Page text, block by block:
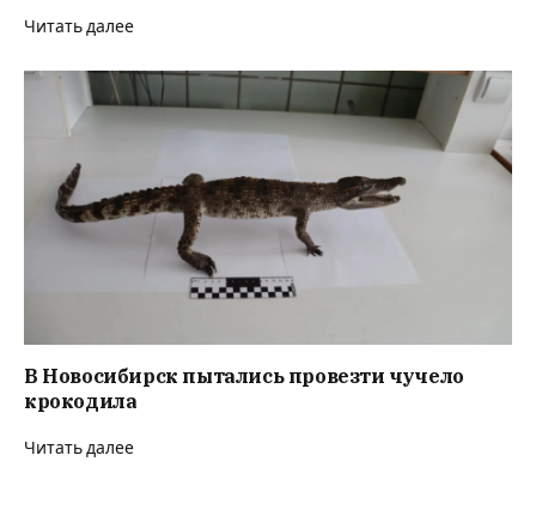
Читать далее
В Новосибирск пытались провезти чучело
крокодила
Читать далее